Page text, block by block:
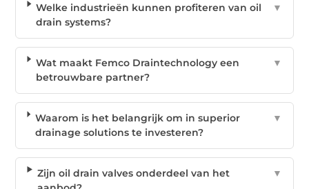
Welke industrieën kunnen profiteren van oil
drain systems?
▼
Wat maakt Femco Draintechnology een
betrouwbare partner?
▼
Waarom is het belangrijk om in superior
drainage solutions te investeren?
▼
Zijn oil drain valves onderdeel van het
▼